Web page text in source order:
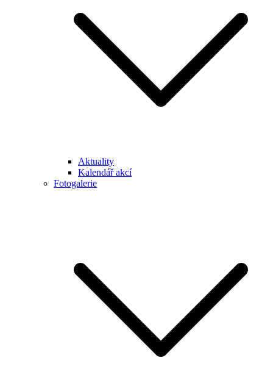
Aktuality
Kalendář akcí
Fotogalerie